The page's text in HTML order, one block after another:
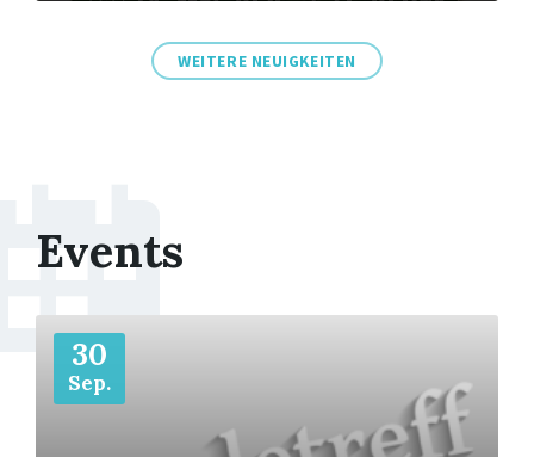
WEITERE NEUIGKEITEN
Events
30
Sep.
Weiter